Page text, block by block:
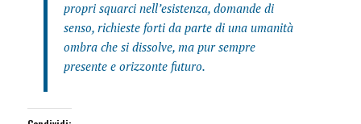
propri squarci nell’esistenza, domande di
senso, richieste forti da parte di una umanità
ombra che si dissolve, ma pur sempre
presente e orizzonte futuro.